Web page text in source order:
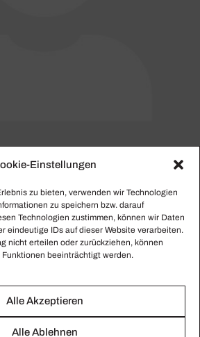
Einstellungen
zu bieten, verwenden wir Technologien
zu speichern bzw. darauf
Technologien zustimmen, können wir Daten
eindeutige IDs auf dieser Website verarbeiten.
nicht erteilen oder zurückziehen, können
beeinträchtigt werden.
Alle Akzeptieren
Alle Ablehnen
Beiträge zu Andreas